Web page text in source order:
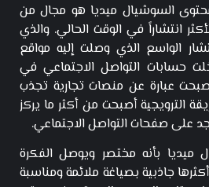
السوشيال ميديا هو مجال من
انتشاراً في الوقت الحالي. والذي
الواسع الذي وصلت إليه مواقع
حسابات التواصل الاجتماعي في
عبارة عن منصات تجارية تجذب
الترويجية أصبحت من أكثر ما يركز
على صفحات التواصل الاجتماعي.
ميديا بأنه مختصر ويوصل الفكرة
جاذبية بصياغة ملائمة ومناسبة